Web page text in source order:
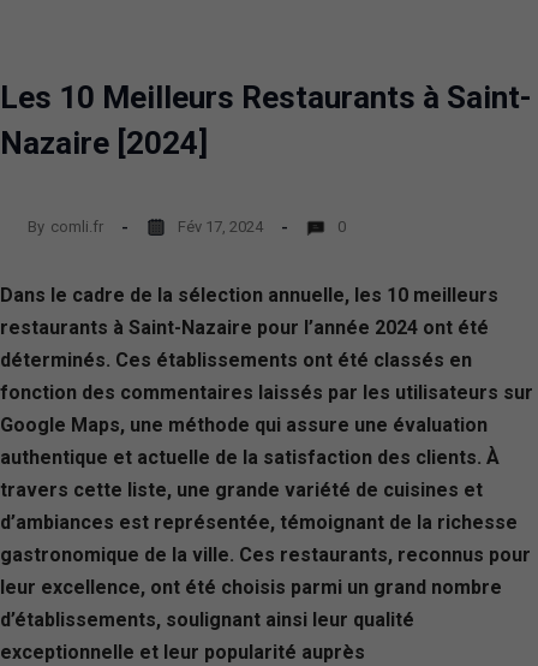
Les 10 Meilleurs Restaurants à Saint-
Nazaire [2024]
By comli.fr Fév 17, 2024 0
Dans le cadre de la sélection annuelle, les 10 meilleurs
restaurants à Saint-Nazaire pour l’année 2024 ont été
déterminés. Ces établissements ont été classés en
fonction des commentaires laissés par les utilisateurs sur
Google Maps, une méthode qui assure une évaluation
authentique et actuelle de la satisfaction des clients. À
travers cette liste, une grande variété de cuisines et
d’ambiances est représentée, témoignant de la richesse
gastronomique de la ville. Ces restaurants, reconnus pour
leur excellence, ont été choisis parmi un grand nombre
d’établissements, soulignant ainsi leur qualité
exceptionnelle et leur popularité auprès